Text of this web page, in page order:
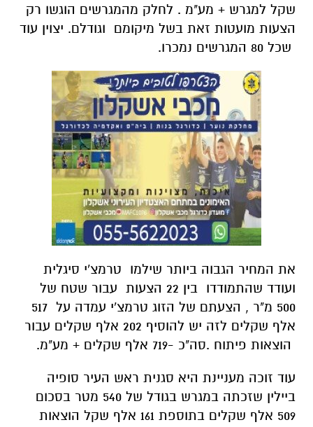
שקל למגרש + מע"מ . לחלק מהמגרשים הוגשו רק
הצעות מועטות זאת בשל מיקומם וגודלם. יצוין עוד
שכל 80 המגרשים נמכרו.
את המחיר הגבוה ביותר שילמו טרמצ'י סיגלית
ועודד שהתמודדו בין 22 הצעות עבור שטח של
500 מ"ר , הצעתם של הזוג טרמצ'י עמדה על 517
אלף שקלים לזה יש להוסיף 202 אלף שקלים עבור
הוצאות פיתוח .סה"כ -719 אלף שקלים + מע"מ.
עוד זוכה מעניינת היא סגנית ראש העיר סופיה
ביילין שזכתה במגרש בגודל של 540 מטר בסכום
509 אלף שקלים בתוספת 161 אלף שקל הוצאות